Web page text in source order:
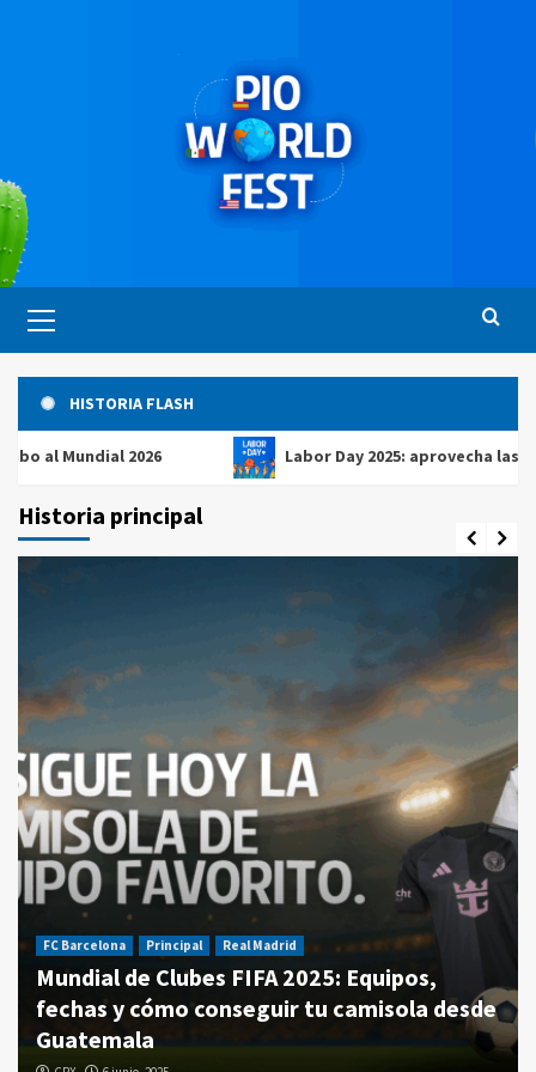
principal
HISTORIA FLASH
2026 Labor Day 2025: aprovecha las
Historia principal
FC Barcelona Principal Real Madrid
Mundial de Clubes FIFA 2025: Equipos,
fechas y cómo conseguir tu camisola desde
Guatemala